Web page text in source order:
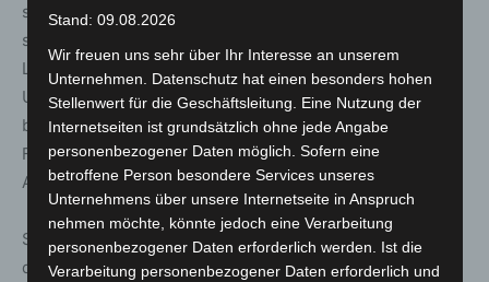
starken europaweiten Versandhandel und einem
sorgfältig ausgewählten Sortiment an E-Bikes,
Lastenrädern und Spezialfahrrädern bedient das
Unternehmen eine stetig wachsende Kundschaft. Vor Ort
bietet eine hauseigene Werkstatt mit erfahrenem
Fachpersonal professionelle Beratung, individuelle
Anpassungen und zuverlässigen Service rund ums Rad.
Seit Ende 2023 lenkt Geschäftsführerin Juliane Walter
die Geschäfte der Mobilitätsheld GmbH und führt das
Stand: 09.08.2026
Wir freuen uns sehr über Ihr Interesse an unserem
Unternehmen. Datenschutz hat einen besonders hohen
Stellenwert für die Geschäftsleitung. Eine Nutzung der
Internetseiten ist grundsätzlich ohne jede Angabe
personenbezogener Daten möglich. Sofern eine
betroffene Person besondere Services unseres
Unternehmens über unsere Internetseite in Anspruch
nehmen möchte, könnte jedoch eine Verarbeitung
personenbezogener Daten erforderlich werden. Ist die
Verarbeitung personenbezogener Daten erforderlich und